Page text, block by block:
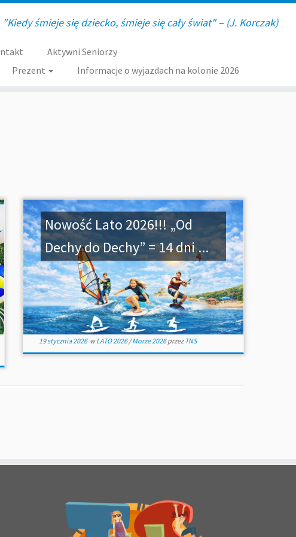
"Kiedy śmieje się dziecko, śmieje się cały świat" – (J. Korczak)
Aktywni Seniorzy
Prezent Informacje o wyjazdach na kolonie 2026
Nowość Lato 2026!!! „Od
Dechy do Dechy” = 14 dni ...
19 stycznia 2026wLATO 2026/Morze 2026przez TNS